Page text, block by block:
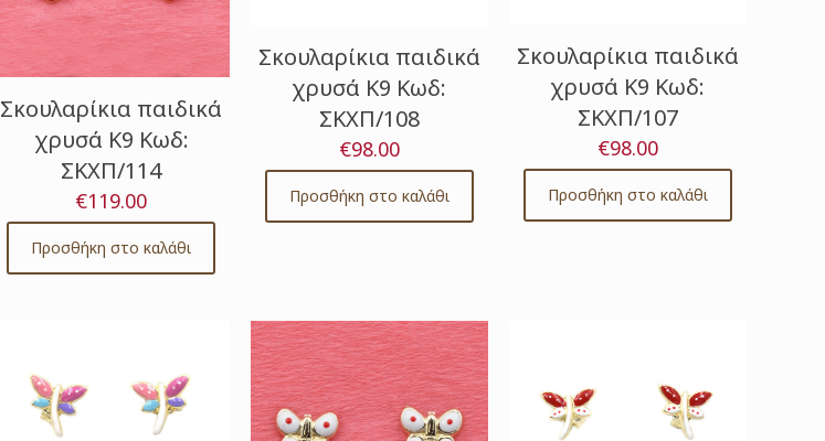
Σκουλαρίκια παιδικά
χρυσά Κ9 Κωδ:
ΣΚΧΠ/114
€119.00
Προσθήκη στο καλάθι
Σκουλαρίκια παιδικά
χρυσά Κ9 Κωδ:
ΣΚΧΠ/108
€98.00
Προσθήκη στο καλάθι
Σκουλαρίκια παιδικά
χρυσά Κ9 Κωδ:
ΣΚΧΠ/107
€98.00
Προσθήκη στο καλάθι